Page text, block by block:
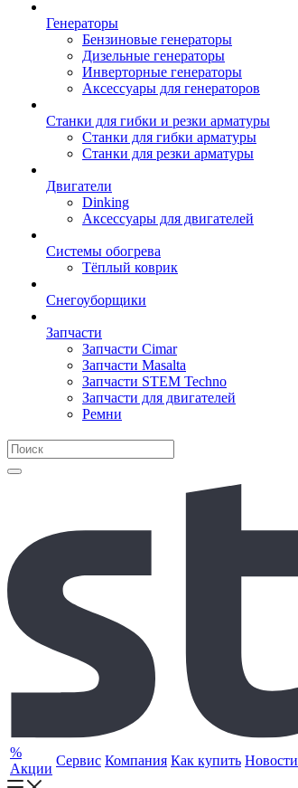
Генераторы
Бензиновые генераторы
Дизельные генераторы
Инверторные генераторы
Аксессуары для генераторов
Станки для гибки и резки арматуры
Станки для гибки арматуры
Станки для резки арматуры
Двигатели
Dinking
Аксессуары для двигателей
Системы обогрева
Тёплый коврик
Снегоуборщики
Запчасти
Запчасти Cimar
Запчасти Masalta
Запчасти STEM Techno
Запчасти для двигателей
Ремни
%
Акции
Сервис Компания Как купить Новости